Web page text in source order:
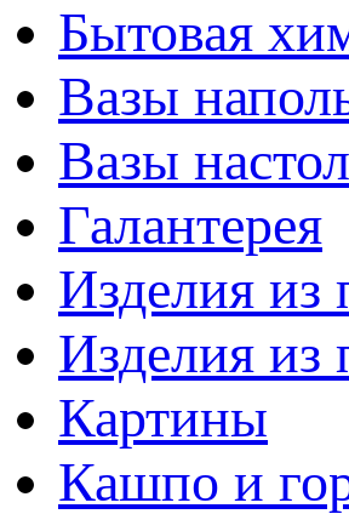
Бытовая
Вазы
Вазы
Галантерея
Изделия из
Изделия из
Картины
Кашпо и